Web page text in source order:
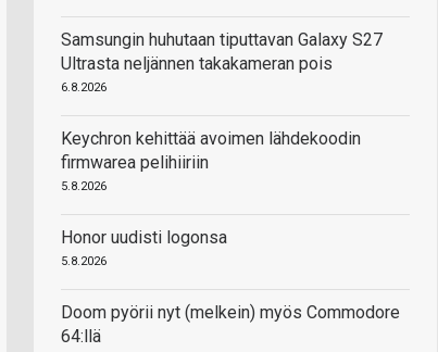
Samsungin huhutaan tiputtavan Galaxy S27
Ultrasta neljännen takakameran pois
6.8.2026
Keychron kehittää avoimen lähdekoodin
firmwarea pelihiiriin
5.8.2026
Honor uudisti logonsa
5.8.2026
Doom pyörii nyt (melkein) myös Commodore
64:llä